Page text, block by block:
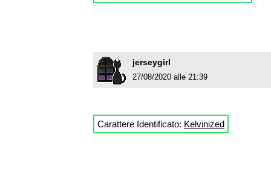
jerseygirl
27/08/2020 alle 21:39
Carattere Identificato: Kelvinized